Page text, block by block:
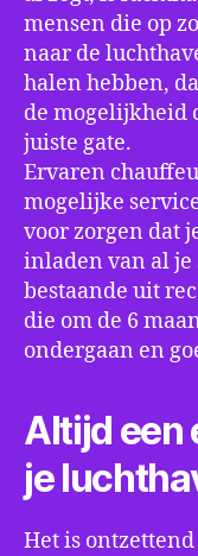
mensen die op
naar de
halen hebben,
de mogelijkheid
juiste gate.
Ervaren
mogelijke
voor zorgen dat
inladen van al
bestaande uit
die om de 6
ondergaan en
Altijd een
je
Het is